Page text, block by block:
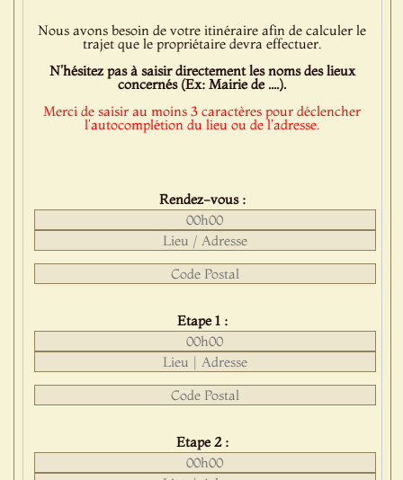
Nous avons besoin de votre itinéraire afin de calculer le
trajet que le propriétaire devra effectuer.
N'hésitez pas à saisir directement les noms des lieux
concernés (Ex: Mairie de ....).
Merci de saisir au moins 3 caractères pour déclencher
l'autocomplétion du lieu ou de l'adresse.
Rendez-vous :
Etape 1 :
Etape 2 :